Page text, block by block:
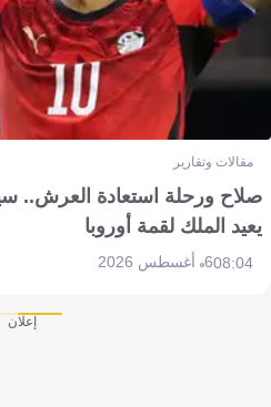
مقالات وتقارير
صلاح ورحلة استعادة العرش..
يعيد الملك لقمة أوروبا
08:046 أغسطس 2026
إعلان